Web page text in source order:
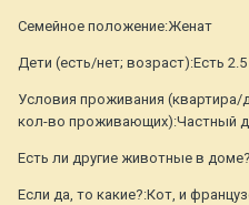
Семейное положение:Женат
Дети (есть/нет; возраст):Есть 2.5
Условия проживания (квартира/
кол-во проживающих):Частный
Есть ли другие животные в
Если да, то какие?:Кот, и